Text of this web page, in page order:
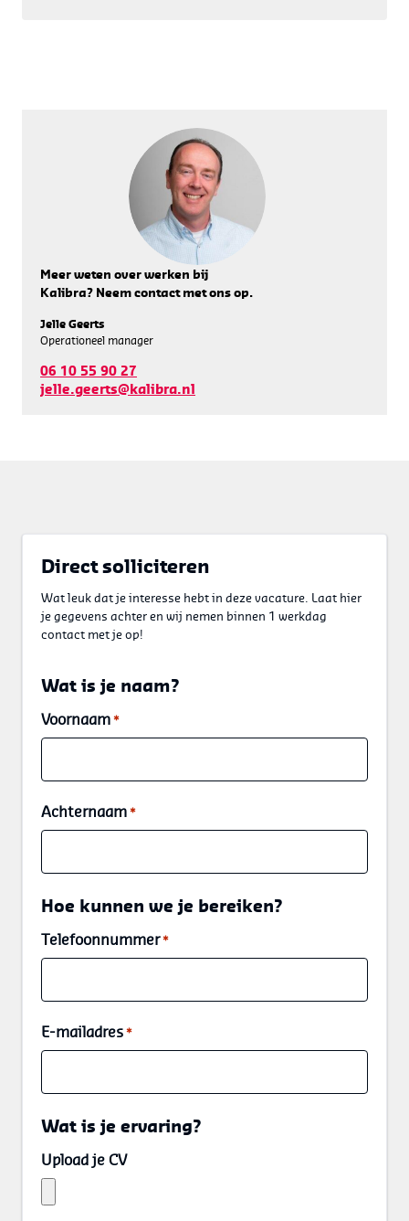
Meer weten over werken bij
Kalibra? Neem contact met ons op.
Jelle Geerts
Operationeel manager
06 10 55 90 27
jelle.geerts@kalibra.nl
Direct solliciteren
Wat leuk dat je interesse hebt in deze vacature. Laat hier
je gegevens achter en wij nemen binnen 1 werkdag
contact met je op!
Wat is je naam?
Voornaam *
Achternaam *
Hoe kunnen we je bereiken?
Telefoonnummer *
E-mailadres *
Wat is je ervaring?
Upload je CV